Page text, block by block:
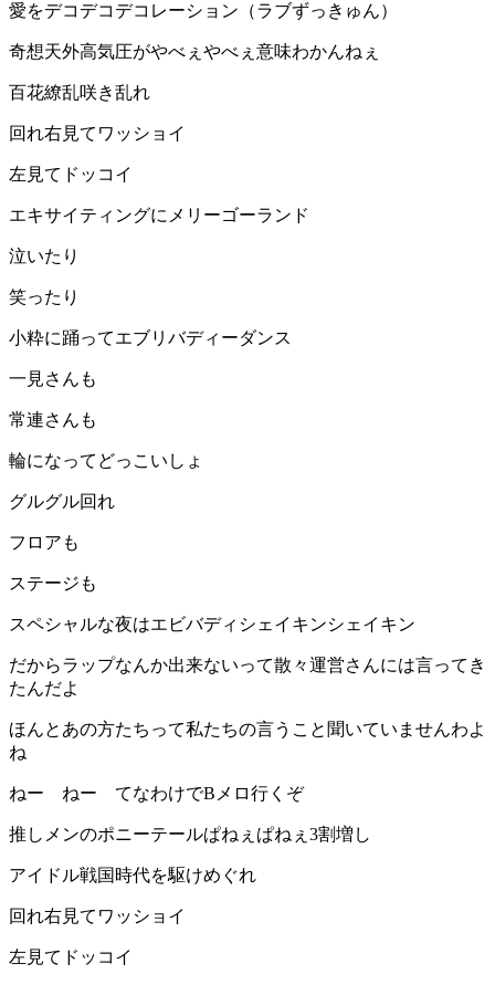
愛をデコデコデコレーション（ラブずっきゅん）
奇想天外高気圧がやべぇやべぇ意味わかんねぇ
百花繚乱咲き乱れ
回れ右見てワッショイ
左見てドッコイ
エキサイティングにメリーゴーランド
泣いたり
笑ったり
小粋に踊ってエブリバディーダンス
一見さんも
常連さんも
輪になってどっこいしょ
グルグル回れ
フロアも
ステージも
スペシャルな夜はエビバディシェイキンシェイキン
だからラップなんか出来ないって散々運営さんには言ってき
たんだよ
ほんとあの方たちって私たちの言うこと聞いていませんわよ
ね
ねー ねー てなわけでBメロ行くぞ
推しメンのポニーテールぱねぇぱねぇ3割増し
アイドル戦国時代を駆けめぐれ
回れ右見てワッショイ
左見てドッコイ